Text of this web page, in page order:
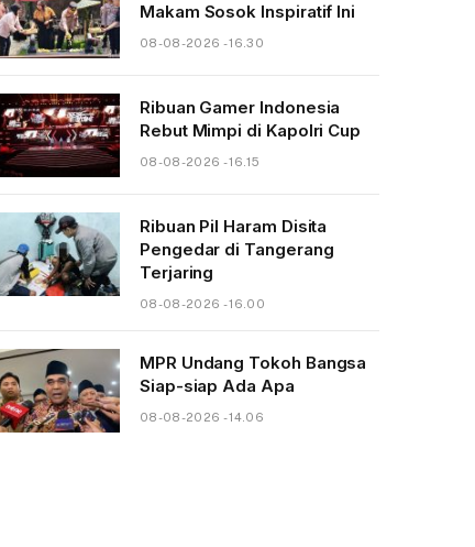
Makam Sosok Inspiratif Ini
08-08-2026 - 16.30
Ribuan Gamer Indonesia
Rebut Mimpi di Kapolri Cup
08-08-2026 - 16.15
Ribuan Pil Haram Disita
Pengedar di Tangerang
Terjaring
08-08-2026 - 16.00
MPR Undang Tokoh Bangsa
Siap-siap Ada Apa
08-08-2026 - 14.06